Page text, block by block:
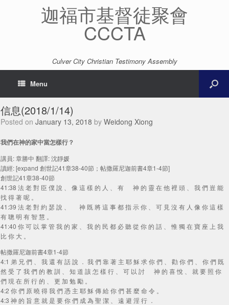
迦福市基督徒聚會
CCCTA
Culver City Christian Testimony Assembly
Menu
信息(2018/1/14)
Posted on January 13, 2018 by Weidong Xiong
我們在神的家中當怎樣行？
講員: 章勝中 翻譯: 沈靜媛
讀經: [expand 創世記41章38-40節；帖撒羅尼迦前書4章1-4節]
創世記41章38-40節
41:38 法 老 對 臣 僕 說 、 像 這 樣 的 人 、 有 神 的 靈 在 他 裡 頭 、 我 們 豈 能
找 得 著 呢 。
41:39 法 老 對 約 瑟 說 、 神 既 將 這 事 都 指 示 你 、 可 見 沒 有 人 像 你 這 樣
有 聰 明 有 智 慧 。
41:40 你 可 以 掌 管 我 的 家 、 我 的 民 都 必 聽 從 你 的 話 、 惟 獨 在 寶 座 上 我
比 你 大 。
帖撒羅尼迦前書4章1-4節
4:1 弟 兄 們 、 我 還 有 話 說 ． 我 們 靠 著 主 耶 穌 求 你 們 、 勸 你 們 、 你 們 既
然 受 了 我 們 的 教 訓 、 知 道 該 怎 樣 行 、 可 以 討 神 的 喜 悅 、 就 要 照 你
們 現 在 所 行 的 、 更 加 勉 勵 。
4:2 你 們 原 曉 得 我 們 憑 主 耶 穌 傳 給 你 們 甚 麼 命 令 。
4:3 神 的 旨 意 就 是 要 你 們 成 為 聖 潔 、 遠 避 淫 行 ．